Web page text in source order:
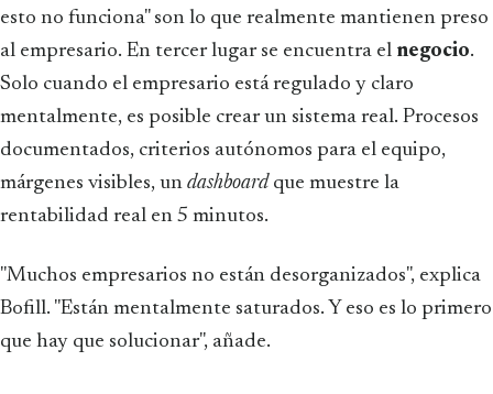
esto no funciona" son lo que realmente mantienen preso
al empresario. En tercer lugar se encuentra el negocio.
Solo cuando el empresario está regulado y claro
mentalmente, es posible crear un sistema real. Procesos
documentados, criterios autónomos para el equipo,
márgenes visibles, un dashboardque muestre la
rentabilidad real en 5 minutos.
"Muchos empresarios no están desorganizados", explica
Bofill. "Están mentalmente saturados. Y eso es lo primero
que hay que solucionar", añade.